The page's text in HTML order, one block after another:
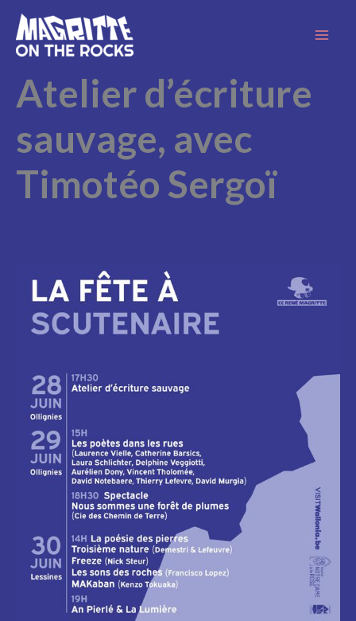
Aller
contenu
Atelier d’écriture
sauvage, avec
Timotéo Sergoï